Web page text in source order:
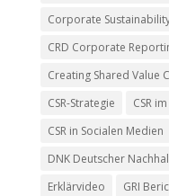
Corporate
CRD Corporate
Creating Shared Value
CSR-Strategie
CSR
CSR in Socialen Medien
DNK Deutscher
Erklärvideo
GRI